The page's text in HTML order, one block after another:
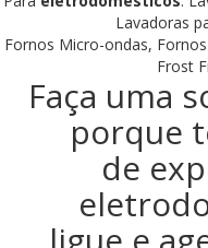
Lavadoras
Fornos Micro-ondas,
Frost
Faça uma
porque
de